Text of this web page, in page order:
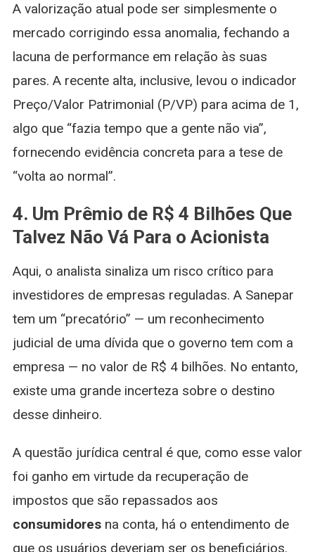
A valorização atual pode ser simplesmente o
mercado corrigindo essa anomalia, fechando a
lacuna de performance em relação às suas
pares. A recente alta, inclusive, levou o indicador
Preço/Valor Patrimonial (P/VP) para acima de 1,
algo que “fazia tempo que a gente não via”,
fornecendo evidência concreta para a tese de
“volta ao normal”.
4. Um Prêmio de R$ 4 Bilhões Que
Talvez Não Vá Para o Acionista
Aqui, o analista sinaliza um risco crítico para
investidores de empresas reguladas. A Sanepar
tem um “precatório” — um reconhecimento
judicial de uma dívida que o governo tem com a
empresa — no valor de R$ 4 bilhões. No entanto,
existe uma grande incerteza sobre o destino
desse dinheiro.
A questão jurídica central é que, como esse valor
foi ganho em virtude da recuperação de
impostos que são repassados aos
consumidores na conta, há o entendimento de
que os usuários deveriam ser os beneficiários.